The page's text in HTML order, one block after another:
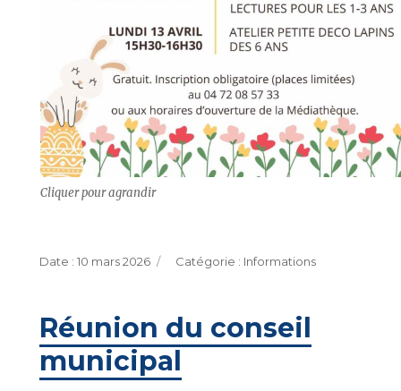
Cliquer pour agrandir
Publié
10 mars 2026 Catégories
Informations
Réunion du conseil
municipal